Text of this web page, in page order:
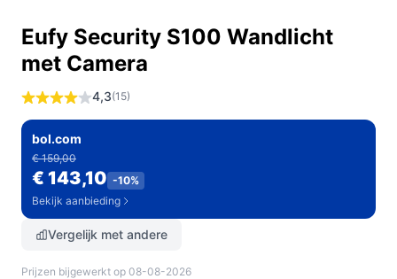
Eufy Security S100 Wandlicht
met Camera
4,3(15)
bol.com
€ 159,00
€ 143,10 -10%
Bekijk aanbieding
Vergelijk met andere
Prijzen bijgewerkt op 08-08-2026